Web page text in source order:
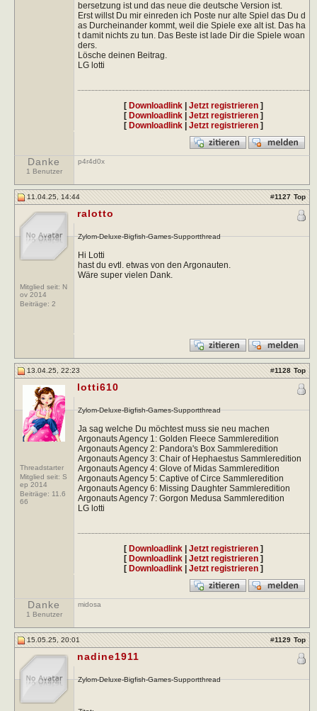
bersetzung ist und das neue die deutsche Version ist.
Erst willst Du mir einreden ich Poste nur alte Spiel das Du d
as Durcheinander kommt, weil die Spiele exe alt ist. Das ha
t damit nichts zu tun. Das Beste ist lade Dir die Spiele woan
ders.
Lösche deinen Beitrag.
LG lotti
[ Downloadlink| Jetzt registrieren]
[ Downloadlink| Jetzt registrieren]
[ Downloadlink| Jetzt registrieren]
Danke
1 Benutzer
p4r4d0x
11.04.25, 14:44 #1127 Top
Mitglied seit: N
ov 2014
Beiträge: 2
ralotto
Zylom-Deluxe-Bigfish-Games-Supportthread
Hi Lotti
hast du evtl. etwas von den Argonauten.
Wäre super vielen Dank.
13.04.25, 22:23 #1128 Top
Threadstarter
Mitglied seit: S
ep 2014
Beiträge: 11.6
66
lotti610
Zylom-Deluxe-Bigfish-Games-Supportthread
Ja sag welche Du möchtest muss sie neu machen
Argonauts Agency 1: Golden Fleece Sammleredition
Argonauts Agency 2: Pandora's Box Sammleredition
Argonauts Agency 3: Chair of Hephaestus Sammleredition
Argonauts Agency 4: Glove of Midas Sammleredition
Argonauts Agency 5: Captive of Circe Sammleredition
Argonauts Agency 6: Missing Daughter Sammleredition
Argonauts Agency 7: Gorgon Medusa Sammleredition
LG lotti
[ Downloadlink| Jetzt registrieren]
[ Downloadlink| Jetzt registrieren]
[ Downloadlink| Jetzt registrieren]
Danke
1 Benutzer
midosa
15.05.25, 20:01 #1129 Top
nadine1911
Zylom-Deluxe-Bigfish-Games-Supportthread